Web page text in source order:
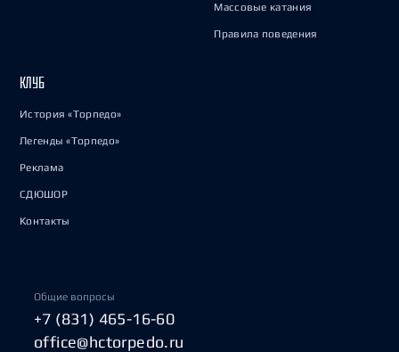
Массовые катания
Правила поведения
КЛУБ
История «Торпедо»
Легенды «Торпедо»
Реклама
СДЮШОР
Контакты
Общие вопросы
+7 (831) 465-16-60
office@hctorpedo.ru